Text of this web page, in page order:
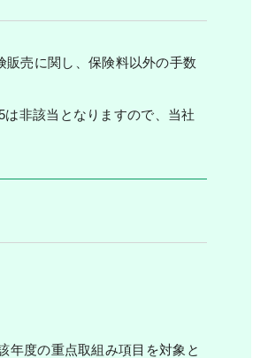
売に関し、保険料以外の手数
非該当となりますので、当社
度の重点取組み項目を対象と